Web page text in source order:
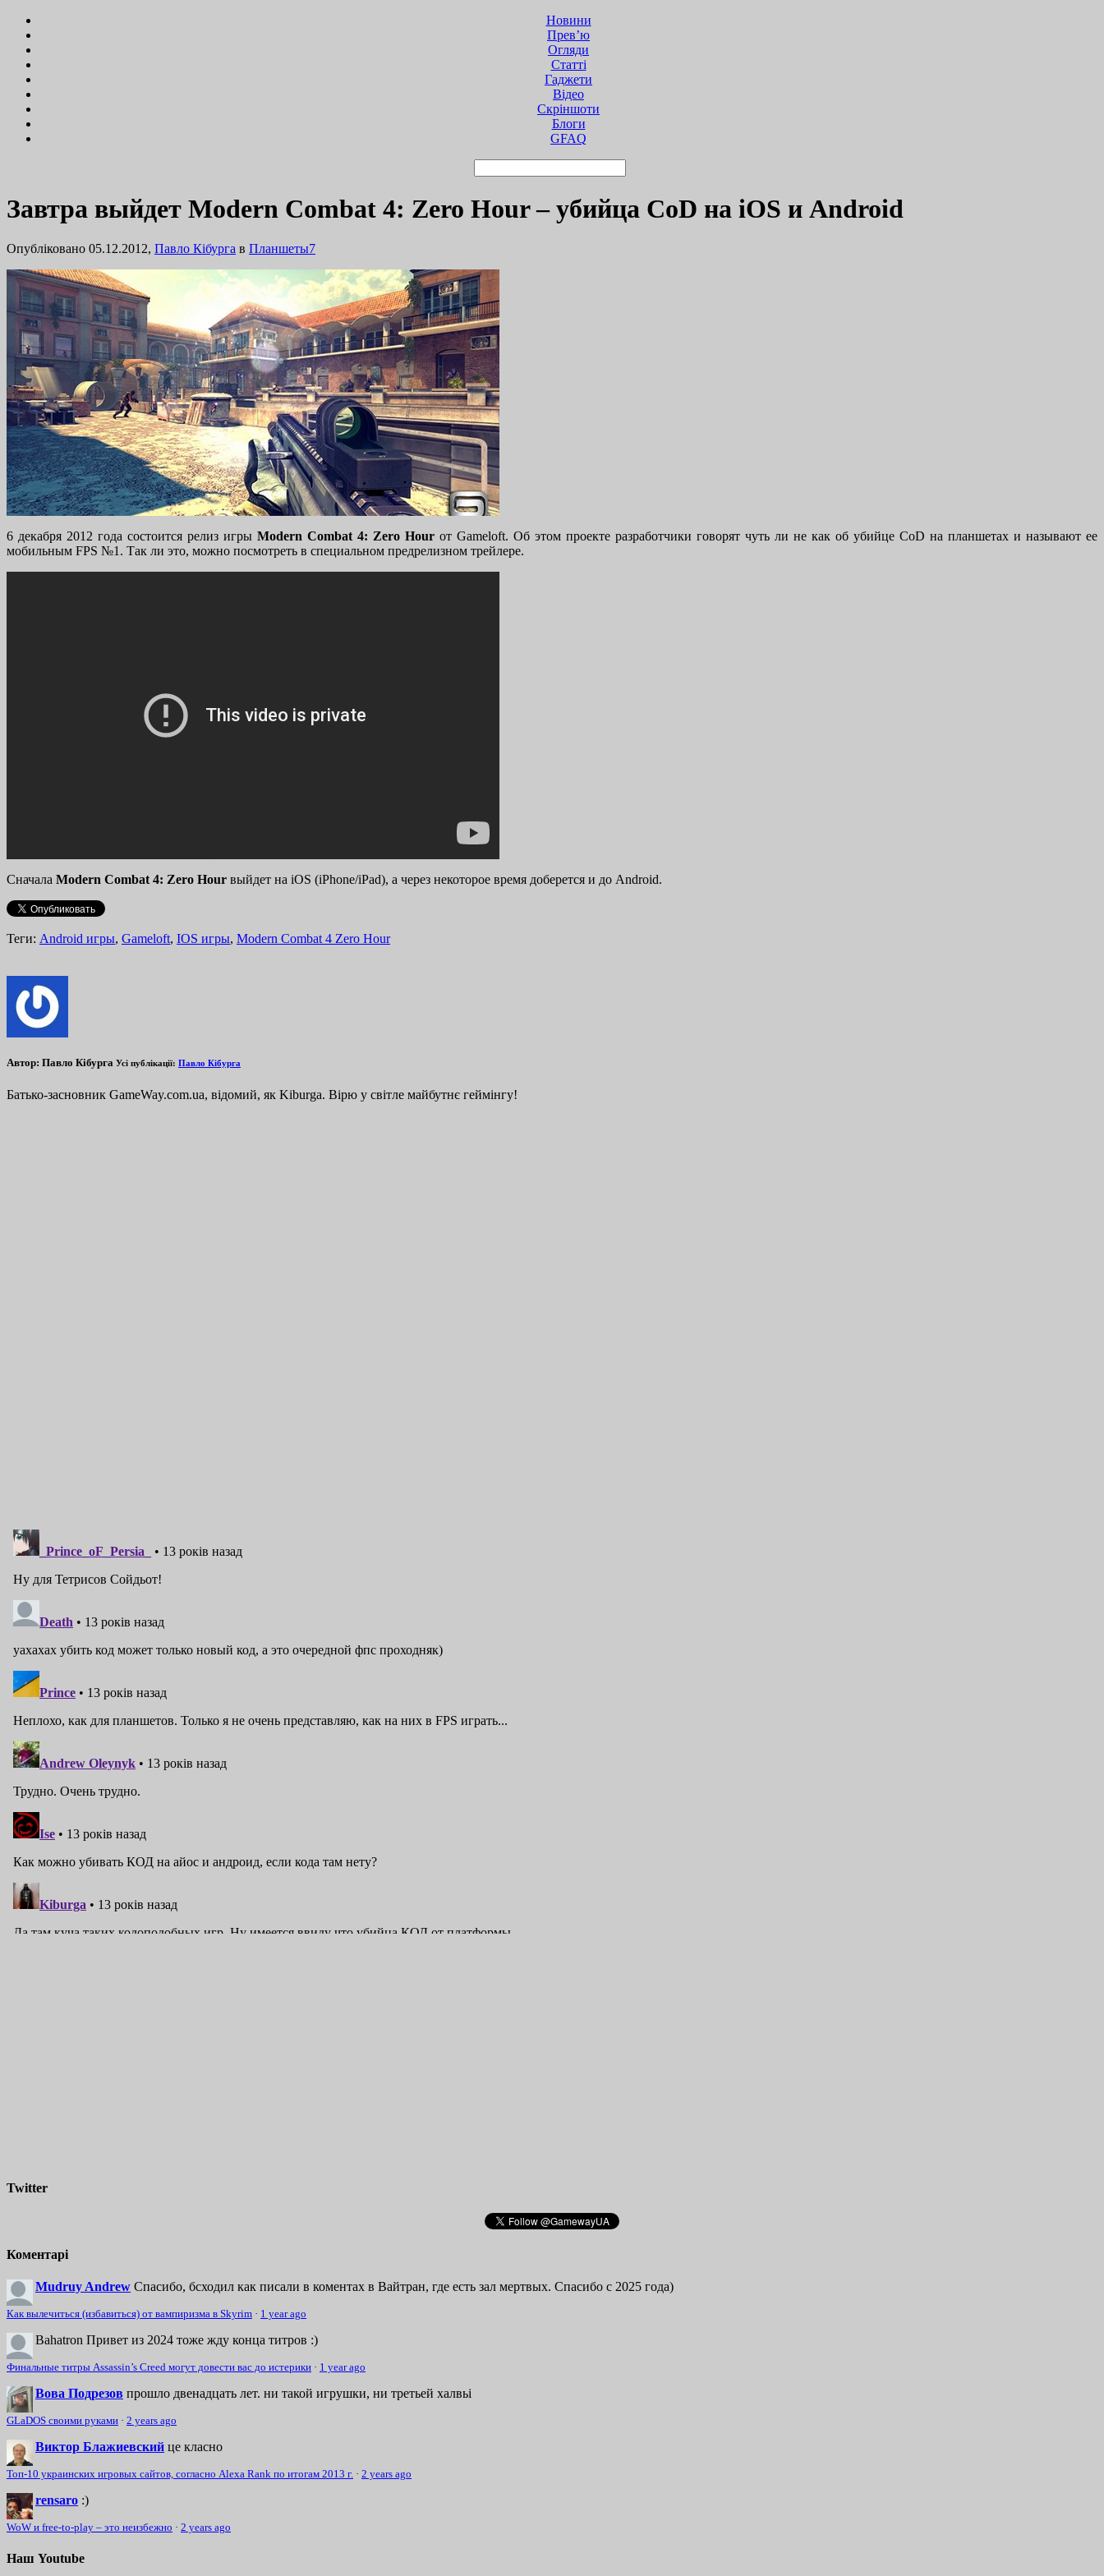
Новини
Прев’ю
Огляди
Статті
Гаджети
Відео
Cкріншоти
Блоги
GFAQ
Завтра выйдет Modern Combat 4: Zero Hour – убийца СoD на iOS и Android
Опубліковано 05.12.2012, Павло Кібурга в Планшеты7
6 декабря 2012 года состоится релиз игры Modern Combat 4: Zero Hour от Gameloft. Об этом проекте разработчики говорят чуть ли не как об убийце СoD на планшетах и называют ее
мобильным FPS №1. Так ли это, можно посмотреть в специальном предрелизном трейлере.
Сначала Modern Combat 4: Zero Hour выйдет на iOS (iPhone/iPad), а через некоторое время доберется и до Android.
Теги: Android игры, Gameloft, IOS игры, Modern Combat 4 Zero Hour
Автор: Павло Кібурга Усі публікації: Павло Кібурга
Батько-засновник GameWay.com.ua, відомий, як Kiburga. Вірю у світле майбутнє геймінгу!
Twitter
Коментарі
Mudruy Andrew Спасибо, бсходил как писали в коментах в Вайтран, где есть зал мертвых. Спасибо с 2025 года)
Как вылечиться (избавиться) от вампиризма в Skyrim · 1 year ago
Bahatron Привет из 2024 тоже жду конца титров :)
Финальные титры Assassin’s Creed могут довести вас до истерики · 1 year ago
Вова Подрезов прошло двенадцать лет. ни такой игрушки, ни третьей халвьі
GLaDOS своими руками · 2 years ago
Виктор Блажиевский це класно
Топ-10 украинских игровых сайтов, согласно Alexa Rank по итогам 2013 г. · 2 years ago
rensaro :)
WoW и free-to-play – это неизбежно · 2 years ago
Наш Youtube